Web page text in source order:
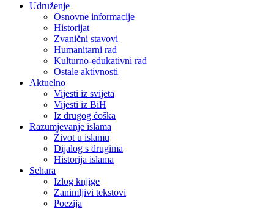
Udruženje
Osnovne informacije
Historijat
Zvanični stavovi
Humanitarni rad
Kulturno-edukativni rad
Ostale aktivnosti
Aktuelno
Vijesti iz svijeta
Vijesti iz BiH
Iz drugog ćoška
Razumjevanje islama
Život u islamu
Dijalog s drugima
Historija islama
Sehara
Izlog knjige
Zanimljivi tekstovi
Poezija